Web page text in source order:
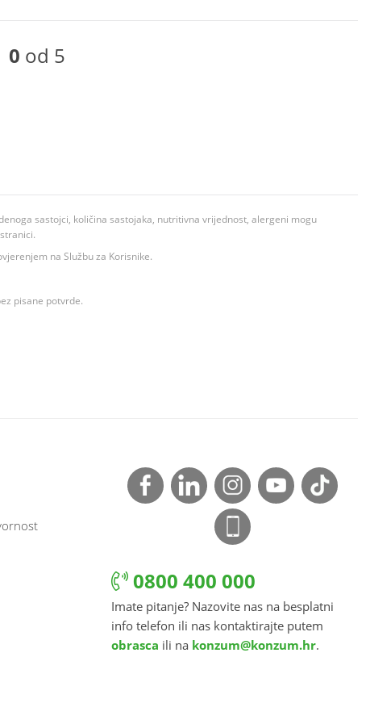
0 od 5
sastojci, količina sastojaka, nutritivna vrijednost, alergeni mogu
na Službu za Korisnike.
pisane potvrde.
0800 400 000
Imate pitanje? Nazovite nas na besplatni
info telefon ili nas kontaktirajte putem
obrasca ili na konzum@konzum.hr.